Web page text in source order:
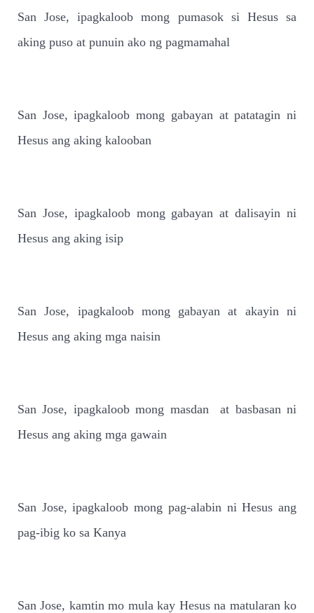
San Jose, ipagkaloob mong pumasok si Hesus sa
aking puso at punuin ako ng pagmamahal
San Jose, ipagkaloob mong gabayan at patatagin ni
Hesus ang aking kalooban
San Jose, ipagkaloob mong gabayan at dalisayin ni
Hesus ang aking isip
San Jose, ipagkaloob mong gabayan at akayin ni
Hesus ang aking mga naisin
San Jose, ipagkaloob mong masdan
at basbasan ni
Hesus ang aking mga gawain
San Jose, ipagkaloob mong pag-alabin ni Hesus ang
pag-ibig ko sa Kanya
San Jose, kamtin mo mula kay Hesus na matularan ko